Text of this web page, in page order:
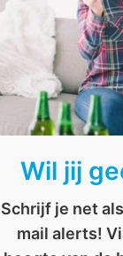
tot
en
bedrijven
Wanneer
werkkleding
comfort van
Wil jij
Schrijf je net
mail alerts!